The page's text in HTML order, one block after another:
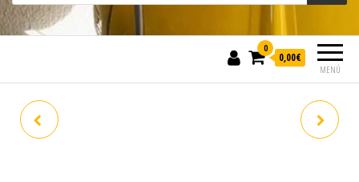
MENÚ
0
0,00€
ACEITE CASTROL POWER 1